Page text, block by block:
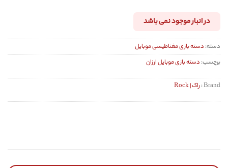
در انبار موجود نمی باشد
دسته: دسته بازی مغناطیسی موبایل
برچسب: دسته بازی موبایل ارزان
Brand : راک | Rock